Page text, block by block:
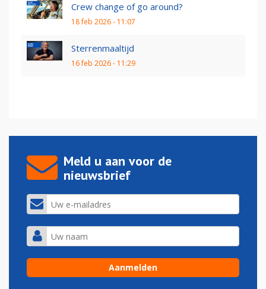
Crew change of go around?
18 feb 2026 - 11:07
Sterrenmaaltijd
16 feb 2026 - 11:29
Meld u aan voor de
nieuwsbrief